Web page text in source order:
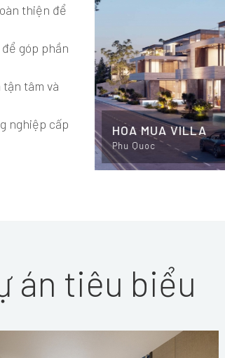
thiện để
góp phần
tâm và
nghiệp cấp
HOA MUA VILLA
Phu Quoc
án tiêu biểu